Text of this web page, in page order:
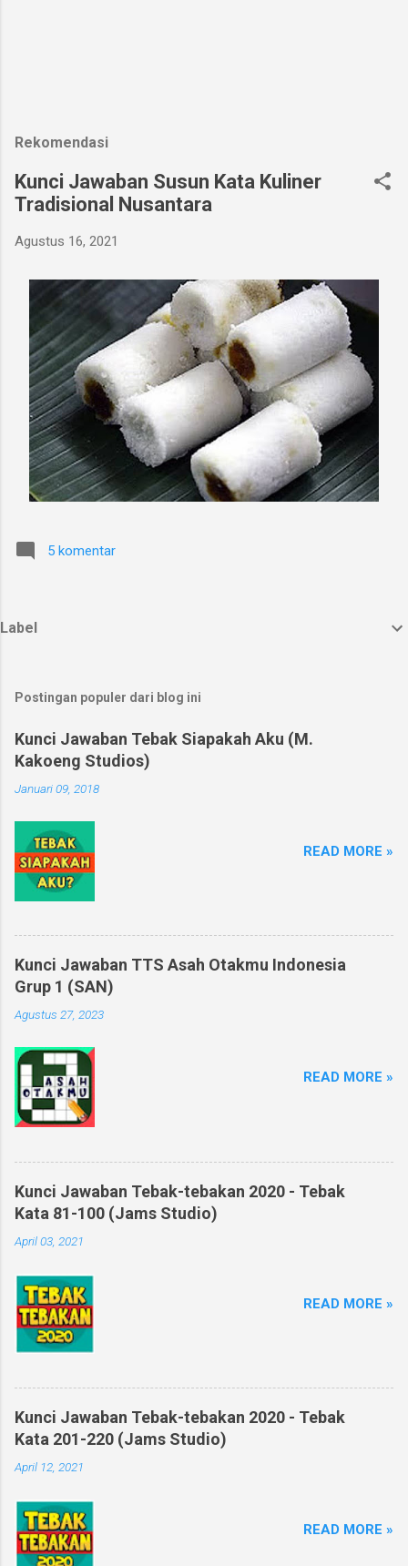
Rekomendasi
Kunci Jawaban Susun Kata Kuliner
Tradisional Nusantara
Agustus 16, 2021
5 komentar
Label
Postingan populer dari blog ini
Kunci Jawaban Tebak Siapakah Aku (M.
Kakoeng Studios)
Januari 09, 2018
READ MORE »
Kunci Jawaban TTS Asah Otakmu Indonesia
Grup 1 (SAN)
Agustus 27, 2023
READ MORE »
Kunci Jawaban Tebak-tebakan 2020 - Tebak
Kata 81-100 (Jams Studio)
April 03, 2021
READ MORE »
Kunci Jawaban Tebak-tebakan 2020 - Tebak
Kata 201-220 (Jams Studio)
April 12, 2021
READ MORE »